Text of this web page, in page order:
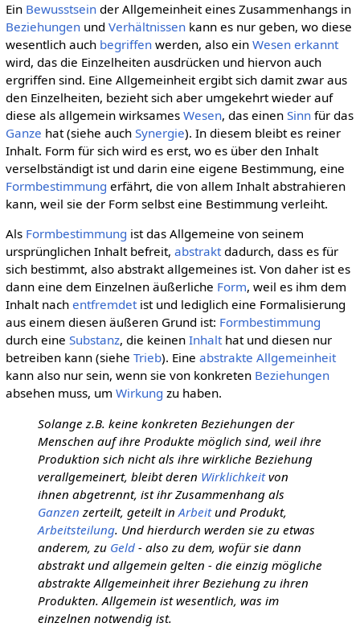
Ein Bewusstseinder Allgemeinheit eines Zusammenhangs in
Beziehungenund Verhältnissenkann es nur geben, wo diese
wesentlich auch begriffenwerden, also ein Wesen erkannt
wird, das die Einzelheiten ausdrücken und hiervon auch
ergriffen sind. Eine Allgemeinheit ergibt sich damit zwar aus
den Einzelheiten, bezieht sich aber umgekehrt wieder auf
diese als allgemein wirksames Wesen, das einen Sinnfür das
Ganze hat (siehe auch Synergie). In diesem bleibt es reiner
Inhalt. Form für sich wird es erst, wo es über den Inhalt
verselbständigt ist und darin eine eigene Bestimmung, eine
Formbestimmung erfährt, die von allem Inhalt abstrahieren
kann, weil sie der Form selbst eine Bestimmung verleiht.
Als Formbestimmung ist das Allgemeine von seinem
ursprünglichen Inhalt befreit, abstraktdadurch, dass es für
sich bestimmt, also abstrakt allgemeines ist. Von daher ist es
dann eine dem Einzelnen äußerliche Form, weil es ihm dem
Inhalt nach entfremdetist und lediglich eine Formalisierung
aus einem diesen äußeren Grund ist: Formbestimmung
durch eine Substanz, die keinen Inhalthat und diesen nur
betreiben kann (siehe Trieb). Eine abstrakte Allgemeinheit
kann also nur sein, wenn sie von konkreten Beziehungen
absehen muss, um Wirkung zu haben.
Solange z.B. keine konkreten Beziehungen der
Menschen auf ihre Produkte möglich sind, weil ihre
Produktion sich nicht als ihre wirkliche Beziehung
verallgemeinert, bleibt deren Wirklichkeitvon
ihnen abgetrennt, ist ihr Zusammenhang als
Ganzen zerteilt, geteilt in Arbeitund Produkt,
Arbeitsteilung. Und hierdurch werden sie zu etwas
anderem, zu Geld- also zu dem, wofür sie dann
abstrakt und allgemein gelten - die einzig mögliche
abstrakte Allgemeinheit ihrer Beziehung zu ihren
Produkten. Allgemein ist wesentlich, was im
einzelnen notwendig ist.